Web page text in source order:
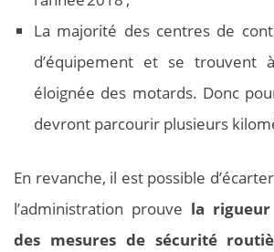
La majorité des centres de
d’équipement et se trouvent
éloignée des motards. Donc
devront parcourir plusieurs
En revanche, il est possible
l’administration prouve la
des mesures de sécurité